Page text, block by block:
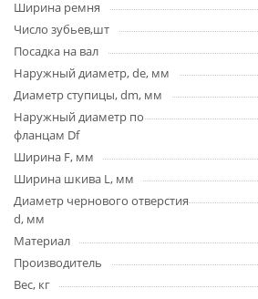
Ширина ремня
Число зубьев,шт
Посадка на вал
Наружный диаметр, de, мм
Диаметр ступицы, dm, мм
Наружный диаметр по
фланцам Df
Ширина F, мм
Ширина шкива L, мм
Диаметр чернового отверстия
d, мм
Материал
Производитель
Вес, кг